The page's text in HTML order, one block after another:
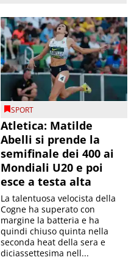
SPORT
Atletica: Matilde
Abelli si prende la
semifinale dei 400 ai
Mondiali U20 e poi
esce a testa alta
La talentuosa velocista della
Cogne ha superato con
margine la batteria e ha
quindi chiuso quinta nella
seconda heat della sera e
diciassettesima nell...